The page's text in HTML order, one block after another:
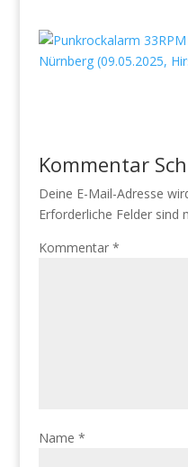
Kommentar
Deine E-Mail-Adresse
Erforderliche Felder sind
Kommentar *
Name *